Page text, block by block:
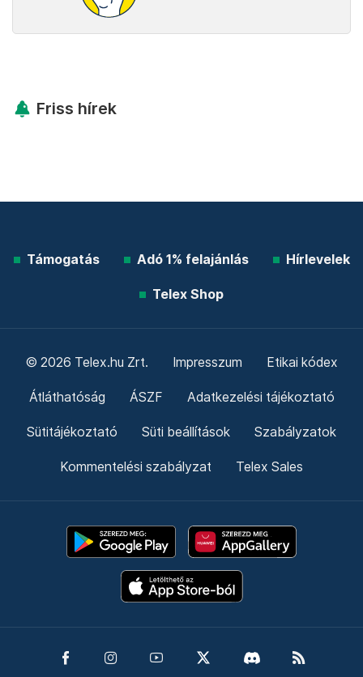
Friss hírek
Támogatás Adó 1% felajánlás Hírlevelek
Telex Shop
© 2026 Telex.hu Zrt. Impresszum Etikai kódex
Átláthatóság ÁSZF Adatkezelési tájékoztató
Sütitájékoztató Süti beállítások Szabályzatok
Kommentelési szabályzat Telex Sales